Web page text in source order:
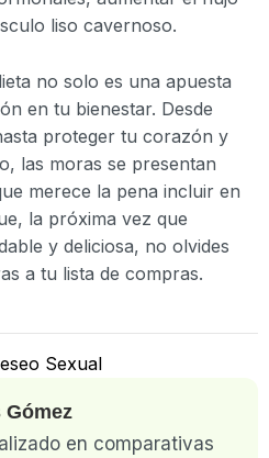
liso cavernoso.
no solo es una apuesta
en tu bienestar. Desde
proteger tu corazón y
las moras se presentan
merece la pena incluir en
la próxima vez que
y deliciosa, no olvides
a tu lista de compras.
Sexual
Gómez
en comparativas